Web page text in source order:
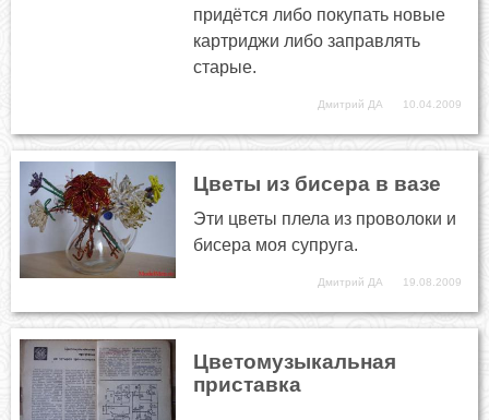
придётся либо покупать новые
картриджи либо заправлять
старые.
Дмитрий ДА 10.04.2009
Цветы из бисера в вазе
Эти цветы плела из проволоки и
бисера моя супруга.
Дмитрий ДА 19.08.2009
Цветомузыкальная
приставка